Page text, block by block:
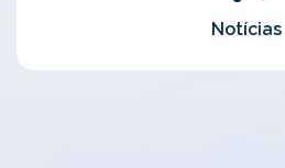
Notícias